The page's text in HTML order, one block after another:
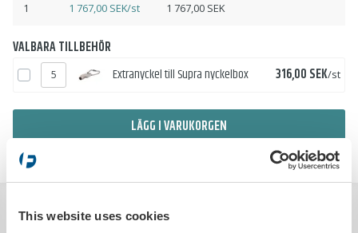
This website uses cookies
1 1 767,00 SEK/st 1 767,00 SEK
VALBARA TILLBEHÖR
Extranyckel till Supra nyckelbox
Pris
316,00 SEK/st
LÄGG I VARUKORGEN
BESKRIVNING